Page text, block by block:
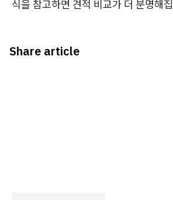
식을 참고하면 견적 비교가 더 분명해
Share article